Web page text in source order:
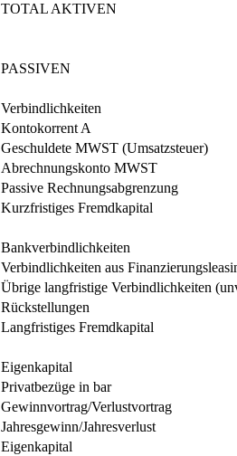
TOTAL AKTIVEN
PASSIVEN
Verbindlichkeiten
Kontokorrent A
Geschuldete MWST (Umsatzsteuer)
Abrechnungskonto MWST
Passive Rechnungsabgrenzung
Kurzfristiges Fremdkapital
Bankverbindlichkeiten
Verbindlichkeiten aus
Übrige langfristige Verbindlichkeiten
Rückstellungen
Langfristiges Fremdkapital
Eigenkapital
Privatbezüge in bar
Gewinnvortrag/Verlustvortrag
Jahresgewinn/Jahresverlust
Eigenkapital